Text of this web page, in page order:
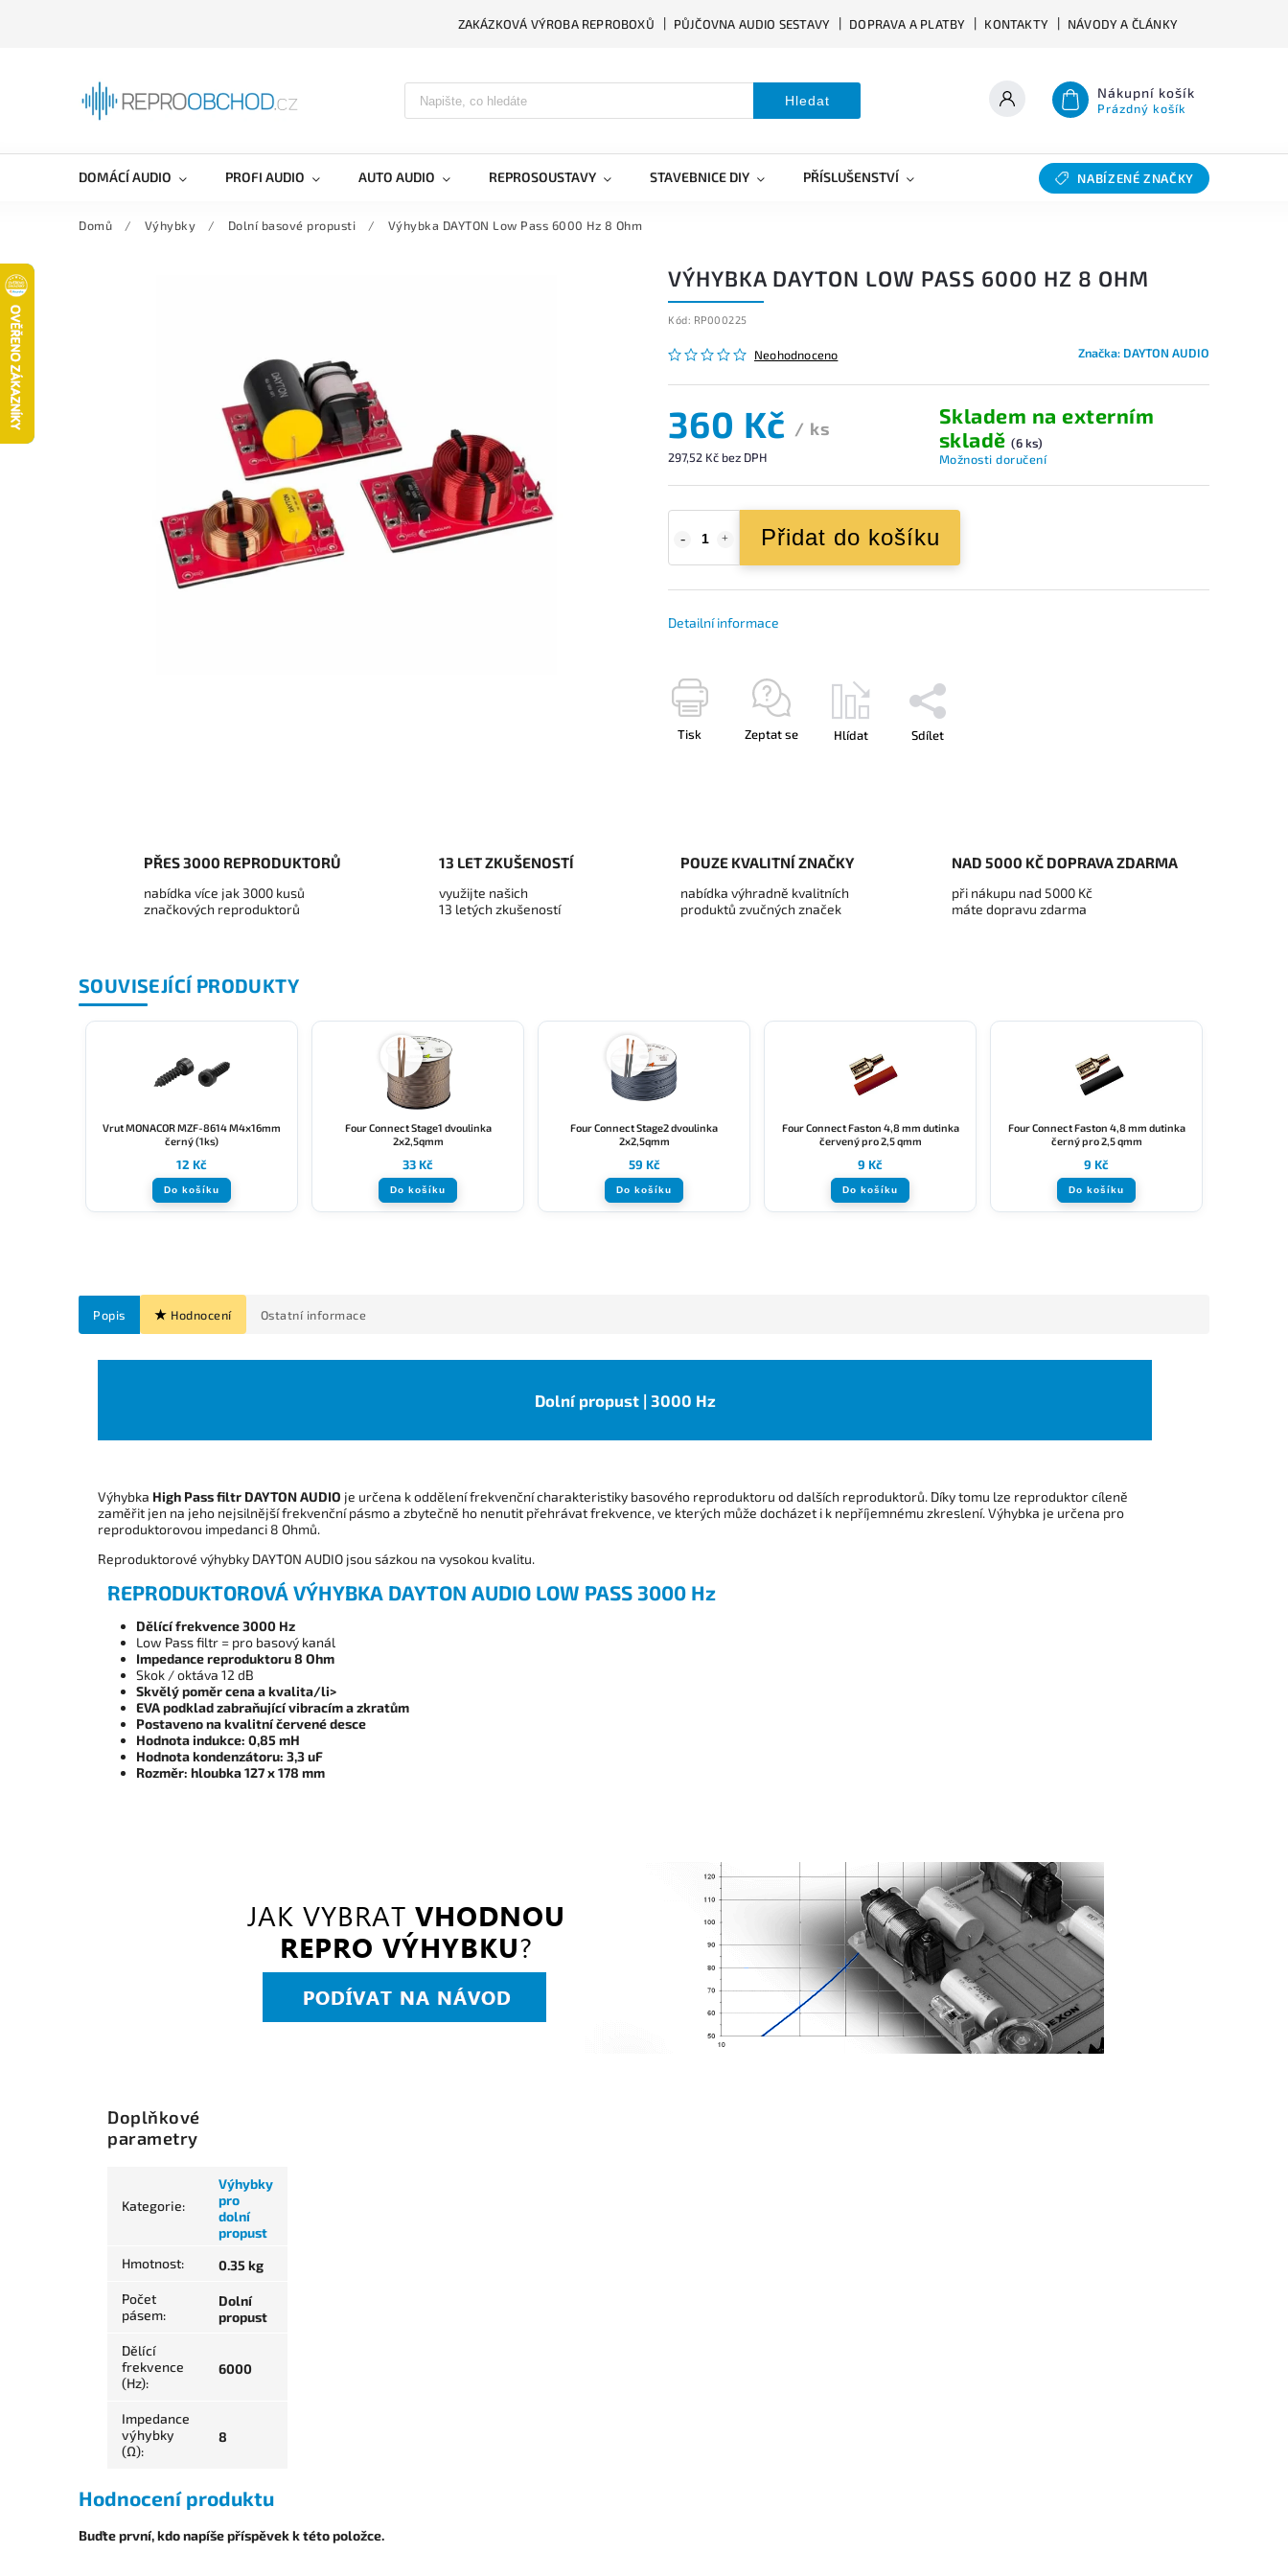
ZAKÁZKOVÁ VÝROBA REPROBOXŮ PŮJČOVNA AUDIO SESTAVY DOPRAVA A PLATBY KONTAKTY NÁVODY A ČLÁNKY
Hledat Nákupní košík
Prázdný košík
DOMÁCÍ AUDIO PROFI AUDIO AUTO AUDIO REPROSOUSTAVY STAVEBNICE DIY PŘÍSLUŠENSTVÍ SLEVY BAZAR
NABÍZENÉ ZNAČKY
Domů / Výhybky / Dolní basové propusti / Výhybka DAYTON Low Pass 6000 Hz 8 Ohm
VÝHYBKA DAYTON LOW PASS 6000 HZ 8 OHM
Kód: RP000225
Neohodnoceno Značka: DAYTON AUDIO
360 Kč / ks
297,52 Kč bez DPH
Skladem na externím
skladě (6 ks)
Možnosti doručení
Přidat do košíku
Detailní informace
Tisk Zeptat se Hlídat Sdílet
PŘES 3000 REPRODUKTORŮ
nabídka více jak 3000 kusů
značkových reproduktorů
13 LET ZKUŠENOSTÍ
využijte našich
13 letých zkušeností
POUZE KVALITNÍ ZNAČKY
nabídka výhradně kvalitních
produktů zvučných značek
NAD 5000 KČ DOPRAVA ZDARMA
při nákupu nad 5000 Kč
máte dopravu zdarma
SOUVISEJÍCÍ PRODUKTY
Vrut MONACOR MZF-8614 M4x16mm
černý (1ks)
12 Kč
Do košíku
Four Connect Stage1 dvoulinka
2x2,5qmm
33 Kč
Do košíku
Four Connect Stage2 dvoulinka
2x2,5qmm
59 Kč
Do košíku
Four Connect Faston 4,8 mm dutinka
červený pro 2,5 qmm
9 Kč
Do košíku
Four Connect Faston 4,8 mm dutinka
černý pro 2,5 qmm
9 Kč
Do košíku
Popis Hodnocení Ostatní informace
Dolní propust | 3000 Hz
Výhybka High Pass filtr DAYTON AUDIO je určena k oddělení frekvenční charakteristiky basového reproduktoru od dalších reproduktorů. Díky tomu lze reproduktor cíleně
zaměřit jen na jeho nejsilnější frekvenční pásmo a zbytečně ho nenutit přehrávat frekvence, ve kterých může docházet i k nepříjemnému zkreslení. Výhybka je určena pro
reproduktorovou impedanci 8 Ohmů.
Reproduktorové výhybky DAYTON AUDIO jsou sázkou na vysokou kvalitu.
REPRODUKTOROVÁ VÝHYBKA DAYTON AUDIO LOW PASS 3000 Hz
Dělící frekvence 3000 Hz
Low Pass filtr = pro basový kanál
Impedance reproduktoru 8 Ohm
Skok / oktáva 12 dB
Skvělý poměr cena a kvalita/li>
EVA podklad zabraňující vibracím a zkratům
Postaveno na kvalitní červené desce
Hodnota indukce: 0,85 mH
Hodnota kondenzátoru: 3,3 uF
Rozměr: hloubka 127 x 178 mm
Doplňkové
parametry
Kategorie:
Výhybky
pro
dolní
propust
Hmotnost: 0.35 kg
Počet
pásem:
Dolní
propust
Dělící
frekvence
(Hz):
6000
Impedance
výhybky
(Ω):
8
Hodnocení produktu
Buďte první, kdo napíše příspěvek k této položce.